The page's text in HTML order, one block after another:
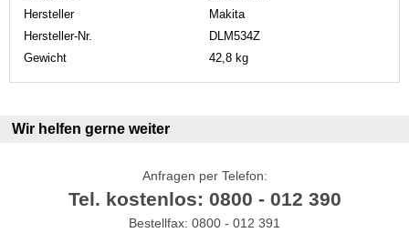
Hersteller
Makita
Hersteller-Nr.
DLM534Z
Gewicht
42,8 kg
Wir helfen gerne weiter
Anfragen per Telefon:
Tel. kostenlos: 0800 - 012 390
Bestellfax: 0800 - 012 391